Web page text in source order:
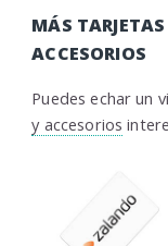
MÁS
ACCESORIOS
Puedes echar un
y accesorios